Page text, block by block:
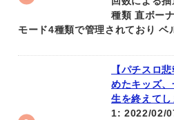
種類 直ボー
モード4種類で管理されており
【パチスロ
めたキッズ
生を終えて
1: 2022/02/